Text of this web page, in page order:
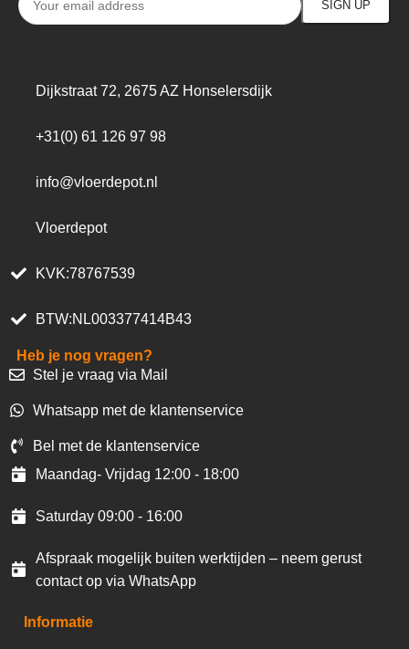
Dijkstraat 72, 2675 AZ Honselersdijk
+31(0) 61 126 97 98
info@vloerdepot.nl
Vloerdepot
KVK:78767539
BTW:NL003377414B43
Heb je nog vragen?
Stel je vraag via Mail
Whatsapp met de klantenservice
Bel met de klantenservice
Maandag- Vrijdag 12:00 - 18:00
Saturday 09:00 - 16:00
Afspraak mogelijk buiten werktijden – neem gerust
contact op via WhatsApp
Informatie